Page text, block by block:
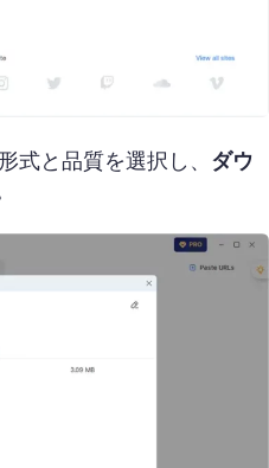
式と品質を選択し、 ダウ